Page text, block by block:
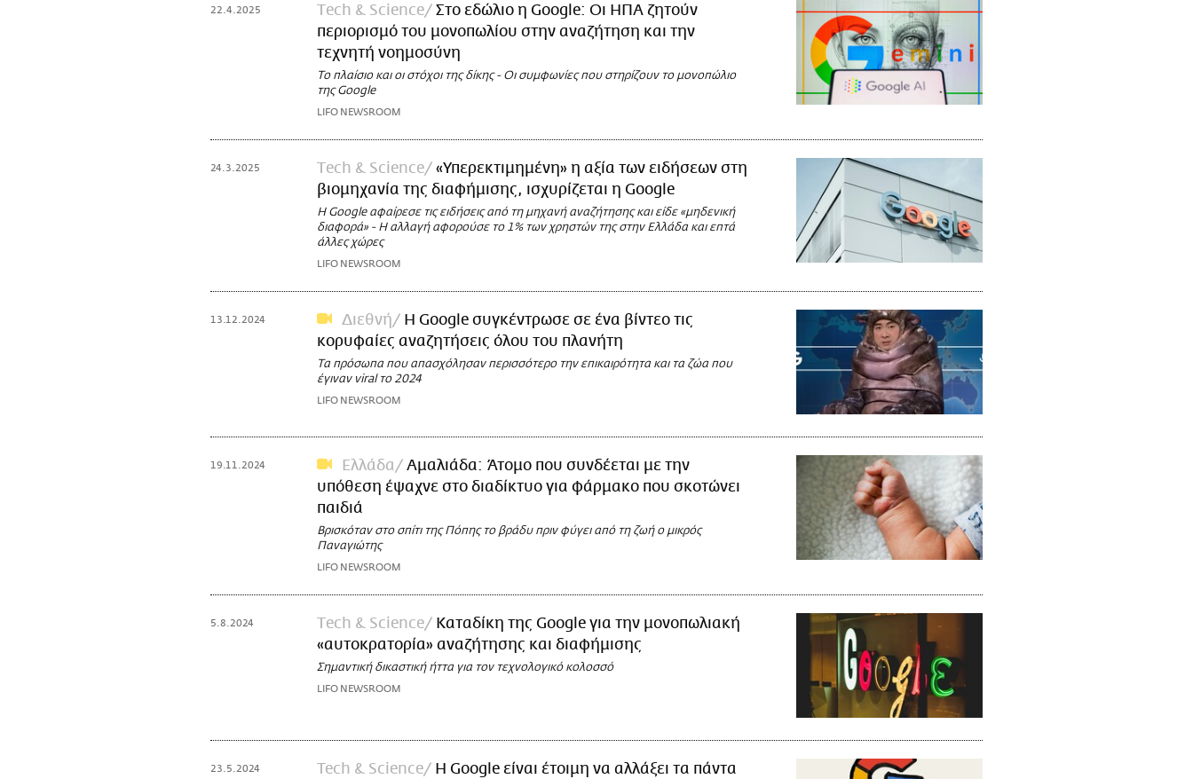
22.4.2025 Τech & Science
Στο εδώλιο η Google: Οι ΗΠΑ ζητούν
περιορισμό του μονοπωλίου στην αναζήτηση και την
τεχνητή νοημοσύνη
Το πλαίσιο και οι στόχοι της δίκης - Οι συμφωνίες που στηρίζουν το μονοπώλιο
της Google
LIFO NEWSROOM
24.3.2025 Τech & Science
«Υπερεκτιμημένη» η αξία των ειδήσεων στη
βιομηχανία της διαφήμισης, ισχυρίζεται η Google
Η Google αφαίρεσε τις ειδήσεις από τη μηχανή αναζήτησης και είδε «μηδενική
διαφορά» - Η αλλαγή αφορούσε το 1% των χρηστών της στην Ελλάδα και επτά
άλλες χώρες
LIFO NEWSROOM
13.12.2024 Διεθνή
Η Google συγκέντρωσε σε ένα βίντεο τις
κορυφαίες αναζητήσεις όλου του πλανήτη
Τα πρόσωπα που απασχόλησαν περισσότερο την επικαιρότητα και τα ζώα που
έγιναν viral το 2024
LIFO NEWSROOM
19.11.2024 Ελλάδα
Αμαλιάδα: Άτομο που συνδέεται με την
υπόθεση έψαχνε στο διαδίκτυο για φάρμακο που σκοτώνει
παιδιά
Βρισκόταν στο σπίτι της Πόπης το βράδυ πριν φύγει από τη ζωή ο μικρός
Παναγιώτης
LIFO NEWSROOM
5.8.2024 Τech & Science
Καταδίκη της Google για την μονοπωλιακή
«αυτοκρατορία» αναζήτησης και διαφήμισης
Σημαντική δικαστική ήττα για τον τεχνολογικό κολοσσό
LIFO NEWSROOM
23.5.2024 Tech & Science
Η Google είναι έτοιμη να αλλάξει τα πάντα